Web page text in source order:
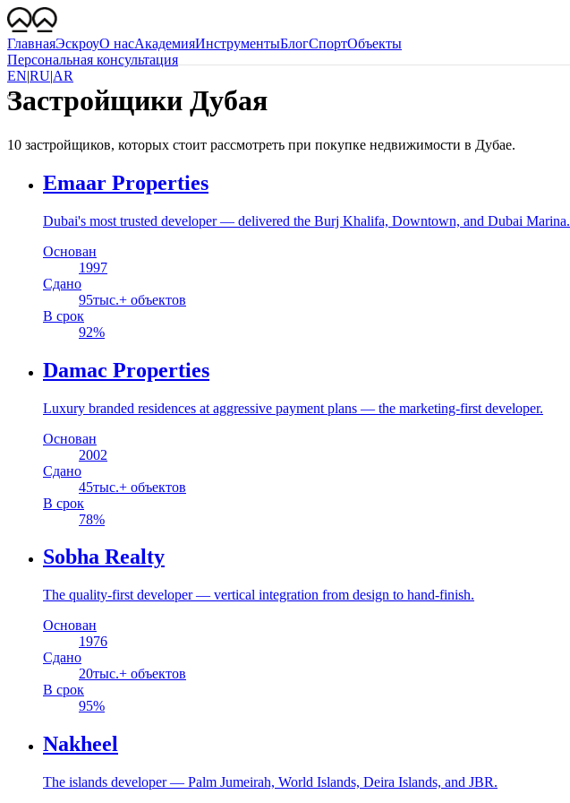
ГлавнаяЭскроуО насАкадемияИнструментыБлогСпортОбъекты
Персональная консультация
EN|RU|AR
Застройщики Дубая
10 застройщиков, которых стоит рассмотреть при покупке недвижимости в Дубае.
Emaar Properties
Dubai's most trusted developer — delivered the Burj Khalifa, Downtown, and Dubai Marina.
Основан
1997
Сдано
95тыс.+ объектов
В срок
92%
Damac Properties
Luxury branded residences at aggressive payment plans — the marketing-first developer.
Основан
2002
Сдано
45тыс.+ объектов
В срок
78%
Sobha Realty
The quality-first developer — vertical integration from design to hand-finish.
Основан
1976
Сдано
20тыс.+ объектов
В срок
95%
Nakheel
The islands developer — Palm Jumeirah, World Islands, Deira Islands, and JBR.